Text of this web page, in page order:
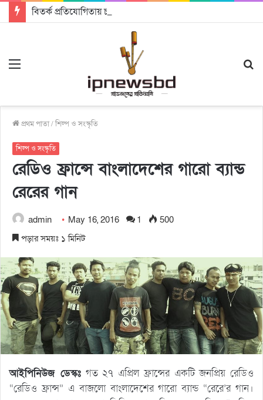
প্রথম পাতা/শিল্প ও সংস্কৃতি
শিল্প ও সংস্কৃতি
রেডিও ফ্রান্সে বাংলাদেশের গারো ব্যান্ড
রেরের গান
admin May 16, 2016 1
500
পড়ার সময়ঃ ১ মিনিট
আইপিনিউজ ডেস্কঃগত ২৭ এপ্রিল ফ্রান্সের একটি জনপ্রিয় রেডিও
“রেডিও ফ্রান্স” এ বাজলো বাংলাদেশের গারো ব্যান্ড “রেরে’র গান।